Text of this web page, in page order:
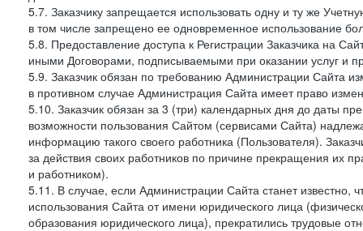
5.7. Заказчику запрещается использовать одну и ту же
в том числе запрещено ее одновременное использование
5.8. Предоставление доступа к Регистрации Заказчика на
иными Договорами, подписываемыми при оказании услуг и
5.9. Заказчик обязан по требованию Администрации Сайта
в противном случае Администрация Сайта имеет право
5.10. Заказчик обязан за 3 (три) календарных дня до даты
возможности пользования Сайтом (сервисами Сайта)
информацию такого своего работника (Пользователя).
за действия своих работников по причине прекращения их
и работником).
5.11. В случае, если Администрации Сайта станет
использования Сайта от имени юридического лица
образования юридического лица), прекратились трудовые